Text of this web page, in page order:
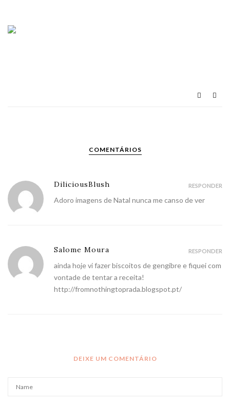
COMENTÁRIOS
DiliciousBlush
Adoro imagens de Natal nunca me canso de ver
RESPONDER
Salome Moura
ainda hoje vi fazer biscoitos de gengibre e fiquei com
vontade de tentar a receita!
http://fromnothingtoprada.blogspot.pt/
RESPONDER
DEIXE UM COMENTÁRIO